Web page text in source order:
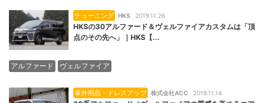
チューニング HKS 2019.11.26
HKSの30アルファード＆ヴェルファイアカスタムは「頂
点のその先へ」｜HKS【...
アルファード ヴェルファイア
車外用品・ドレスアップ 株式会社ACC 2019.11.14